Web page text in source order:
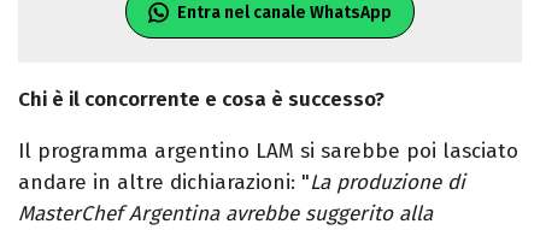
Entra nel canale WhatsApp
Chi è il concorrente e cosa è successo?
Il programma argentino LAM si sarebbe poi lasciato
andare in altre dichiarazioni: "La produzione di
MasterChef Argentina avrebbe suggerito alla